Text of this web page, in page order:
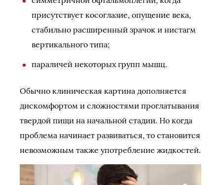
присутствует косоглазие, опущение века,
стабильно расширенный зрачок и нистагм
вертикального типа;
параличей некоторых групп мышц.
Обычно клиническая картина дополняется
дискомфортом и сложностями проглатывания
твердой пищи на начальной стадии. Но когда
проблема начинает развиваться, то становится
невозможным также употребление жидкостей.